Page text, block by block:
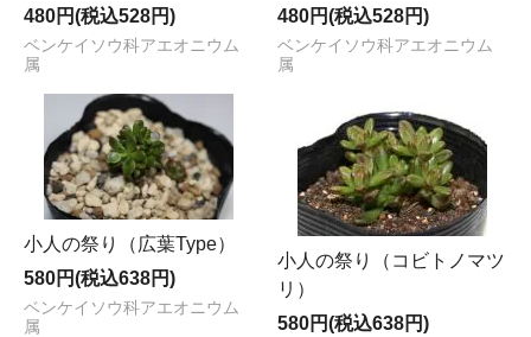
480円(税込528円)
ベンケイソウ科アエオニウム
属
480円(税込528円)
ベンケイソウ科アエオニウム
属
小人の祭り（広葉Type）
580円(税込638円)
ベンケイソウ科アエオニウム
属
小人の祭り（コビトノマツ
リ）
580円(税込638円)